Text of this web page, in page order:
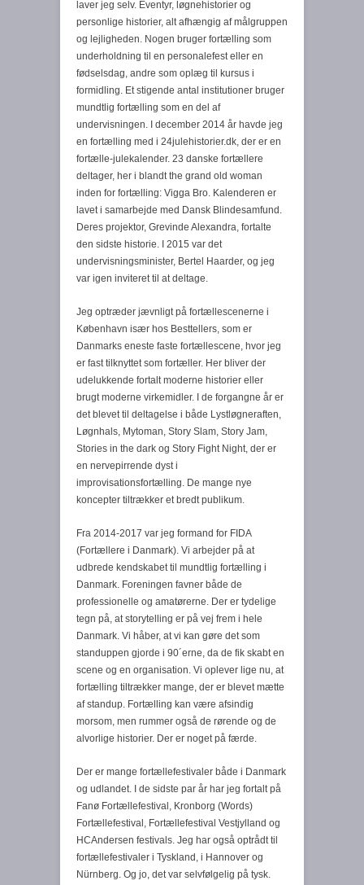
laver jeg selv. Eventyr, løgnehistorier og
personlige historier, alt afhængig af målgruppen
og lejligheden. Nogen bruger fortælling som
underholdning til en personalefest eller en
fødselsdag, andre som oplæg til kursus i
formidling. Et stigende antal institutioner bruger
mundtlig fortælling som en del af
undervisningen. I december 2014 år havde jeg
en fortælling med i 24julehistorier.dk, der er en
fortælle-julekalender. 23 danske fortællere
deltager, her i blandt the grand old woman
inden for fortælling: Vigga Bro. Kalenderen er
lavet i samarbejde med Dansk Blindesamfund.
Deres projektor, Grevinde Alexandra, fortalte
den sidste historie. I 2015 var det
undervisningsminister, Bertel Haarder, og jeg
var igen inviteret til at deltage.
Jeg optræder jævnligt på fortællescenerne i
København især hos Besttellers, som er
Danmarks eneste faste fortællescene, hvor jeg
er fast tilknyttet som fortæller. Her bliver der
udelukkende fortalt moderne historier eller
brugt moderne virkemidler. I de forgangne år er
det blevet til deltagelse i både Lystløgneraften,
Løgnhals, Mytoman, Story Slam, Story Jam,
Stories in the dark og Story Fight Night, der er
en nervepirrende dyst i
improvisationsfortælling. De mange nye
koncepter tiltrækker et bredt publikum.
Fra 2014-2017 var jeg formand for FIDA
(Fortællere i Danmark). Vi arbejder på at
udbrede kendskabet til mundtlig fortælling i
Danmark. Foreningen favner både de
professionelle og amatørerne. Der er tydelige
tegn på, at storytelling er på vej frem i hele
Danmark. Vi håber, at vi kan gøre det som
standuppen gjorde i 90´erne, da de fik skabt en
scene og en organisation. Vi oplever lige nu, at
fortælling tiltrækker mange, der er blevet mætte
af standup. Fortælling kan være afsindig
morsom, men rummer også de rørende og de
alvorlige historier. Der er noget på færde.
Der er mange fortællefestivaler både i Danmark
og udlandet. I de sidste par år har jeg fortalt på
Fanø Fortællefestival, Kronborg (Words)
Fortællefestival, Fortællefestival Vestjylland og
HCAndersen festivals. Jeg har også optrådt til
fortællefestivaler i Tyskland, i Hannover og
Nürnberg. Og jo, det var selvfølgelig på tysk.